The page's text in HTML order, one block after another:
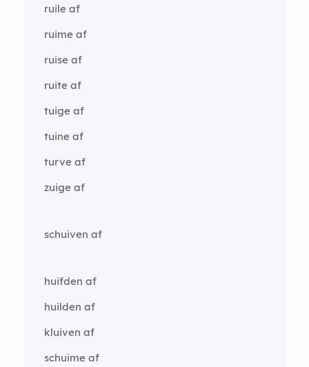
ruile af
ruime af
ruise af
ruite af
tuige af
tuine af
turve af
zuige af
schuiven af
huifden af
huilden af
kluiven af
schuime af